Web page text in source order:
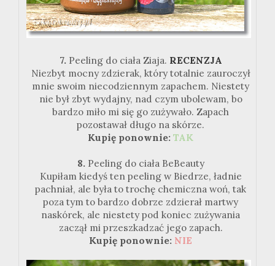
7. Peeling do ciała Ziaja. RECENZJA
Niezbyt mocny zdzierak, który totalnie zauroczył
mnie swoim niecodziennym zapachem. Niestety
nie był zbyt wydajny, nad czym ubolewam, bo
bardzo miło mi się go zużywało. Zapach
pozostawał długo na skórze.
Kupię ponownie: TAK
8. Peeling do ciała BeBeauty
Kupiłam kiedyś ten peeling w Biedrze, ładnie
pachniał, ale była to trochę chemiczna woń, tak
poza tym to bardzo dobrze zdzierał martwy
naskórek, ale niestety pod koniec zużywania
zaczął mi przeszkadzać jego zapach.
Kupię ponownie: NIE